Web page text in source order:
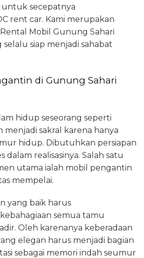
untuk secepatnya
rent car. Kami merupakan
Mobil Gunung Sahari
siap menjadi sahabat
di Gunung Sahari
hidup seseorang seperti
menjadi sakral karena hanya
hidup. Dibutuhkan persiapan
dalam realisasinya. Salah satu
utama ialah mobil pengantin
mempelai.
yang baik harus
semua tamu
Oleh karenanya keberadaan
elegan harus menjadi bagian
sebagai memori indah seumur